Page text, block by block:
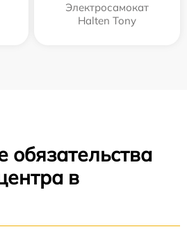
Электросамокат
Halten Tony
обязательства
в